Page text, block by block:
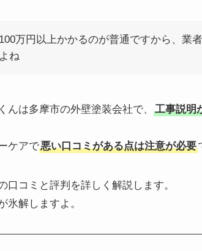
万円以上かかるのが普通ですから、業
ね
は多摩市の外壁塗装会社で、
工事説明
ケアで悪い口コミがある点は注意が必要
コミと評判を詳しく解説します。
氷解しますよ。